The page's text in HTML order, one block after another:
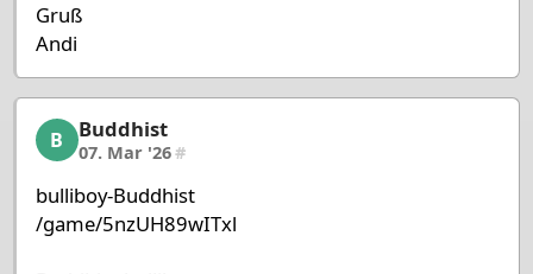
Gruß
Andi
Buddhist, 53/58, 07. Mar '26
B Buddhist
07. Mar '26#
bulliboy-Buddhist
/game/5nzUH89wITxl